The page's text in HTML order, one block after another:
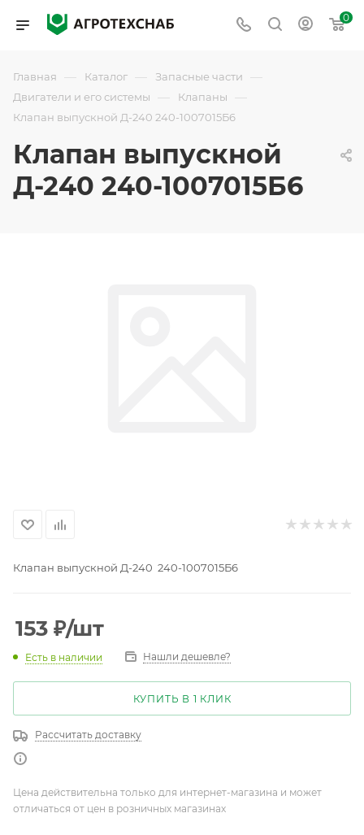
0
Главная — Каталог — Запасные части —
Двигатели и его системы — Клапаны —
Клапан выпускной Д-240 240-1007015Б6
Клапан выпускной
Д-240 240-1007015Б6
Клапан выпускной Д-240 240-1007015Б6
153 ₽/шт
Есть в наличии Нашли дешевле?
КУПИТЬ В 1 КЛИК
Рассчитать доставку
Цена действительна только для интернет-магазина и может
отличаться от цен в розничных магазинах